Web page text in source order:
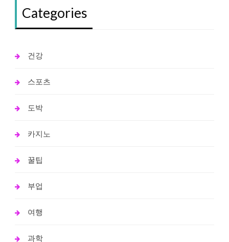
Categories
건강
스포츠
도박
카지노
꿀팁
부업
여행
과학